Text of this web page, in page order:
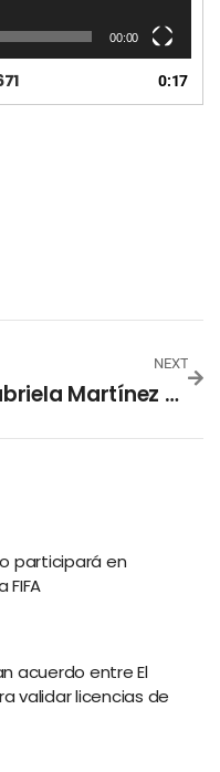
00:00
0:17
NEXT
Gabriela Martínez Es Coronada Como La Nueva Soberana De Las Fiestas Julias 2025 En Santa Ana Centro
participará en
acuerdo entre El
validar licencias de